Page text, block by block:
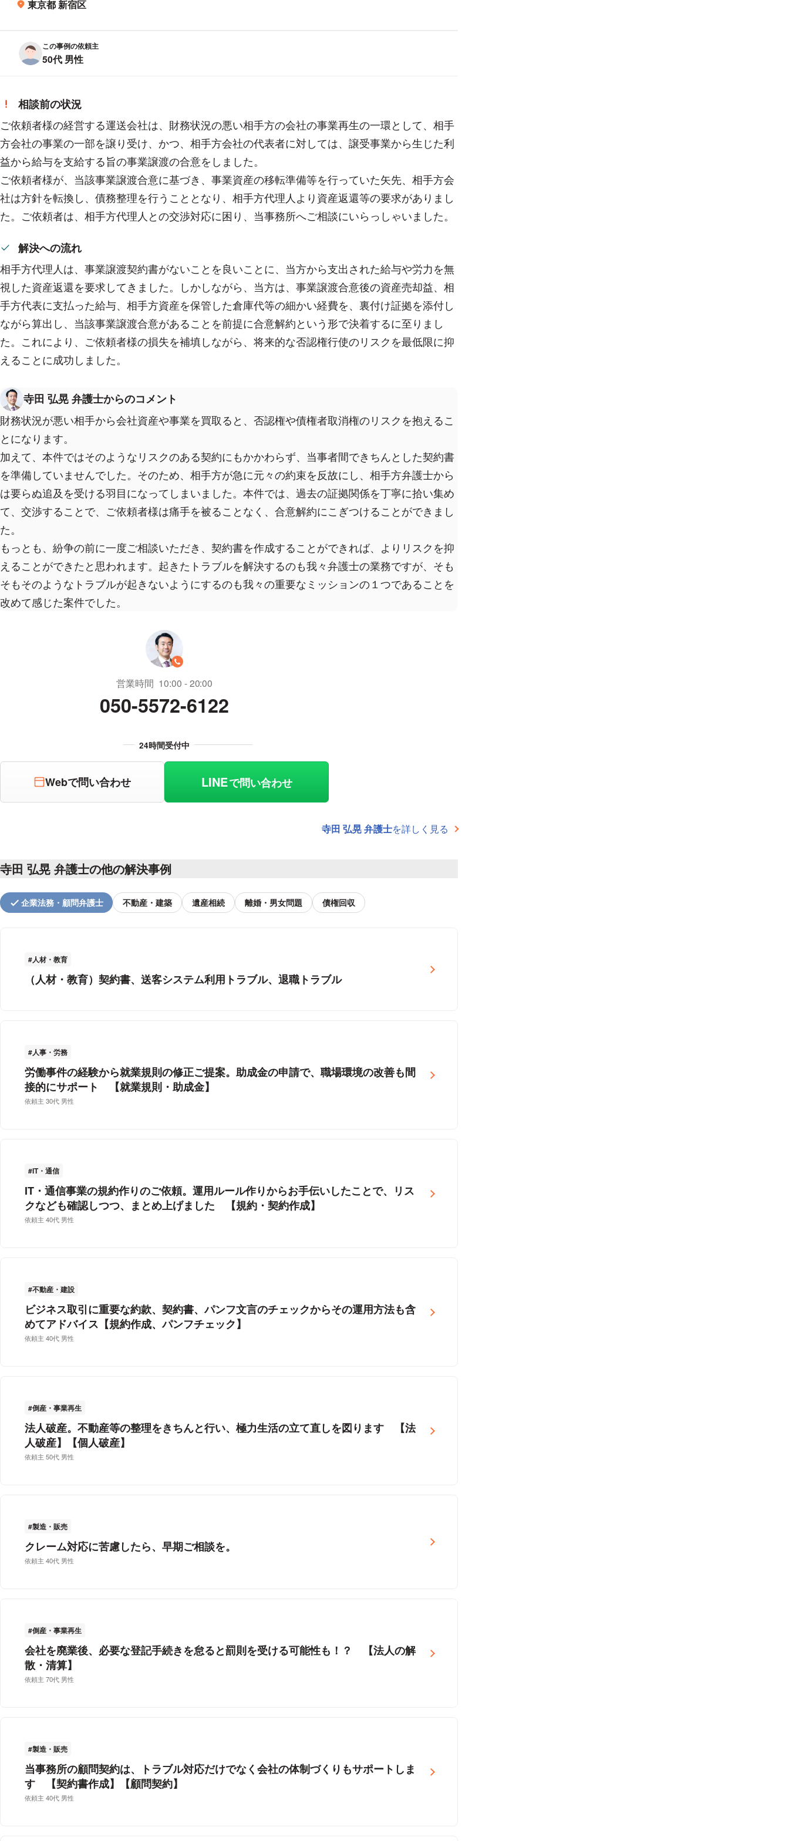
所在地
東京都 新宿区
この事例の依頼主
50代 男性
相談前の状況
ご依頼者様の経営する運送会社は、財務状況の悪い相手方の会社の事業再生の一環として、相手
方会社の事業の一部を譲り受け、かつ、相手方会社の代表者に対しては、譲受事業から生じた利
益から給与を支給する旨の事業譲渡の合意をしました。
ご依頼者様が、当該事業譲渡合意に基づき、事業資産の移転準備等を行っていた矢先、相手方会
社は方針を転換し、債務整理を行うこととなり、相手方代理人より資産返還等の要求がありまし
た。ご依頼者は、相手方代理人との交渉対応に困り、当事務所へご相談にいらっしゃいました。
解決への流れ
相手方代理人は、事業譲渡契約書がないことを良いことに、当方から支出された給与や労力を無
視した資産返還を要求してきました。しかしながら、当方は、事業譲渡合意後の資産売却益、相
手方代表に支払った給与、相手方資産を保管した倉庫代等の細かい経費を、裏付け証拠を添付し
ながら算出し、当該事業譲渡合意があることを前提に合意解約という形で決着するに至りまし
た。これにより、ご依頼者様の損失を補填しながら、将来的な否認権行使のリスクを最低限に抑
えることに成功しました。
寺田 弘晃 弁護士からのコメント
財務状況が悪い相手から会社資産や事業を買取ると、否認権や債権者取消権のリスクを抱えるこ
とになります。
加えて、本件ではそのようなリスクのある契約にもかかわらず、当事者間できちんとした契約書
を準備していませんでした。そのため、相手方が急に元々の約束を反故にし、相手方弁護士から
は要らぬ追及を受ける羽目になってしまいました。本件では、過去の証拠関係を丁寧に拾い集め
て、交渉することで、ご依頼者様は痛手を被ることなく、合意解約にこぎつけることができまし
た。
もっとも、紛争の前に一度ご相談いただき、契約書を作成することができれば、よりリスクを抑
えることができたと思われます。起きたトラブルを解決するのも我々弁護士の業務ですが、そも
そもそのようなトラブルが起きないようにするのも我々の重要なミッションの１つであることを
改めて感じた案件でした。
営業時間 10:00 20:00
050-5572-6122
Webで問い合わせ LINEで問い合わせ
寺田 弘晃 弁護士を詳しく見る
寺田 弘晃 弁護士の他の解決事例
企業法務・顧問弁護士 不動産・建築 遺産相続 離婚・男女問題 債権回収
人材・教育
（人材・教育）契約書、送客システム利用トラブル、退職トラブル
人事・労務
労働事件の経験から就業規則の修正ご提案。助成金の申請で、職場環境の改善も間
接的にサポート 【就業規則・助成金】
依頼主 30代 男性
IT・通信
IT・通信事業の規約作りのご依頼。運用ルール作りからお手伝いしたことで、リス
クなども確認しつつ、まとめ上げました 【規約・契約作成】
依頼主 40代 男性
不動産・建設
ビジネス取引に重要な約款、契約書、パンフ文言のチェックからその運用方法も含
めてアドバイス【規約作成、パンフチェック】
依頼主 40代 男性
倒産・事業再生
法人破産。不動産等の整理をきちんと行い、極力生活の立て直しを図ります 【法
人破産】【個人破産】
依頼主 50代 男性
製造・販売
クレーム対応に苦慮したら、早期ご相談を。
依頼主 40代 男性
倒産・事業再生
会社を廃業後、必要な登記手続きを怠ると罰則を受ける可能性も！？ 【法人の解
散・清算】
依頼主 70代 男性
製造・販売
当事務所の顧問契約は、トラブル対応だけでなく会社の体制づくりもサポートしま
す 【契約書作成】【顧問契約】
依頼主 40代 男性